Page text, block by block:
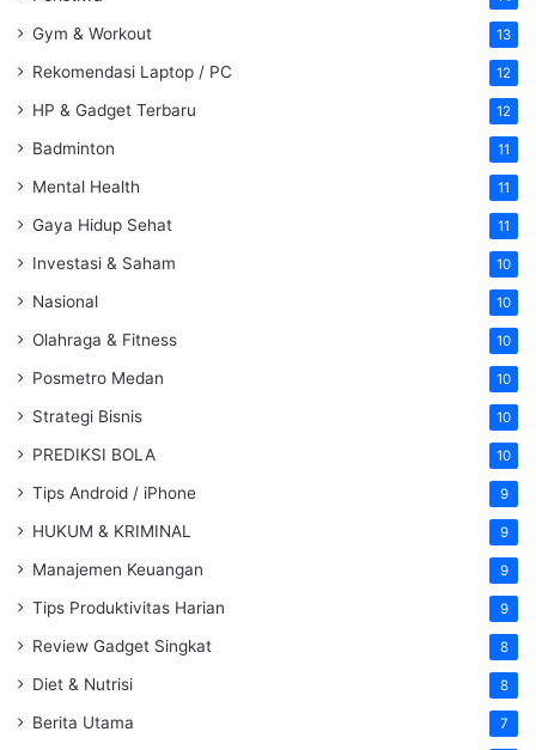
Gym & Workout 13
Rekomendasi Laptop / PC 12
HP & Gadget Terbaru 12
Badminton 11
Mental Health 11
Gaya Hidup Sehat 11
Investasi & Saham 10
Nasional 10
Olahraga & Fitness 10
Posmetro Medan 10
Strategi Bisnis 10
PREDIKSI BOLA 10
Tips Android / iPhone 9
HUKUM & KRIMINAL 9
Manajemen Keuangan 9
Tips Produktivitas Harian 9
Review Gadget Singkat 8
Diet & Nutrisi 8
Berita Utama 7